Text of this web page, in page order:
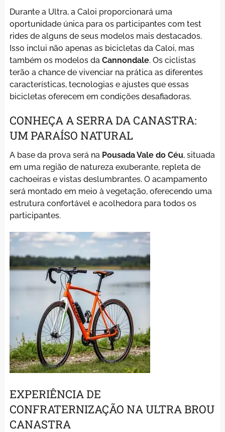
Durante a Ultra, a Caloi proporcionará uma
oportunidade única para os participantes com test
rides de alguns de seus modelos mais destacados.
Isso inclui não apenas as bicicletas da Caloi, mas
também os modelos da Cannondale. Os ciclistas
terão a chance de vivenciar na prática as diferentes
características, tecnologias e ajustes que essas
bicicletas oferecem em condições desafiadoras.
CONHEÇA A SERRA DA CANASTRA:
UM PARAÍSO NATURAL
A base da prova será na Pousada Vale do Céu, situada
em uma região de natureza exuberante, repleta de
cachoeiras e vistas deslumbrantes. O acampamento
será montado em meio à vegetação, oferecendo uma
estrutura confortável e acolhedora para todos os
participantes.
EXPERIÊNCIA DE
CONFRATERNIZAÇÃO NA ULTRA BROU
CANASTRA